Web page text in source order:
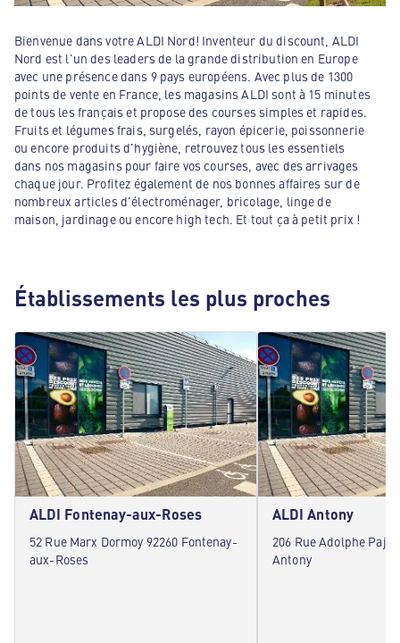
Bienvenue dans votre ALDI Nord! Inventeur du discount, ALDI
Nord est l'un des leaders de la grande distribution en Europe
avec une présence dans 9 pays européens. Avec plus de 1300
points de vente en France, les magasins ALDI sont à 15 minutes
de tous les français et propose des courses simples et rapides.
Fruits et légumes frais, surgelés, rayon épicerie, poissonnerie
ou encore produits d'hygiène, retrouvez tous les essentiels
dans nos magasins pour faire vos courses, avec des arrivages
chaque jour. Profitez également de nos bonnes affaires sur de
nombreux articles d'électroménager, bricolage, linge de
maison, jardinage ou encore high tech. Et tout ça à petit prix !
Établissements les plus proches
ALDI Fontenay-aux-Roses
52 Rue Marx Dormoy 92260 Fontenay-
aux-Roses
ALDI Antony
206 Rue Adolphe
Antony